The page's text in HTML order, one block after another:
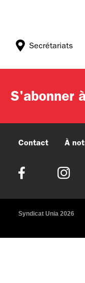
Secrétariats
S'abonner
Contact À
Syndicat Unia 2026